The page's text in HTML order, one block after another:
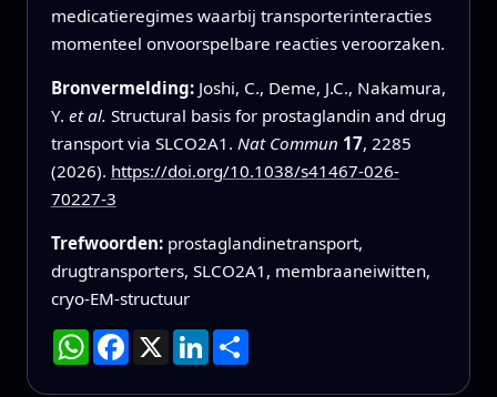
medicatieregimes waarbij transporterinteracties
momenteel onvoorspelbare reacties veroorzaken.
Bronvermelding: Joshi, C., Deme, J.C., Nakamura,
Y. et al. Structural basis for prostaglandin and drug
transport via SLCO2A1. Nat Commun 17, 2285
(2026). https://doi.org/10.1038/s41467-026-
70227-3
Trefwoorden: prostaglandinetransport,
drugtransporters, SLCO2A1, membraaneiwitten,
cryo-EM-structuur
WhatsApp
Facebook
X LinkedIn
Deel